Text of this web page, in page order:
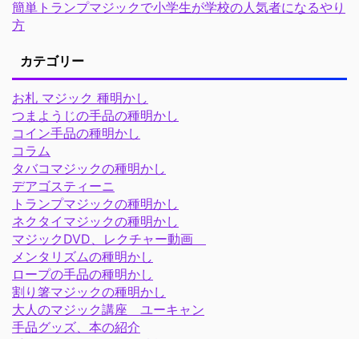
簡単トランプマジックで小学生が学校の人気者になるやり
方
カテゴリー
お札 マジック 種明かし
つまようじの手品の種明かし
コイン手品の種明かし
コラム
タバコマジックの種明かし
デアゴスティーニ
トランプマジックの種明かし
ネクタイマジックの種明かし
マジックDVD、レクチャー動画
メンタリズムの種明かし
ロープの手品の種明かし
割り箸マジックの種明かし
大人のマジック講座 ユーキャン
手品グッズ、本の紹介